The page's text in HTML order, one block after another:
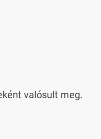
valósult meg.